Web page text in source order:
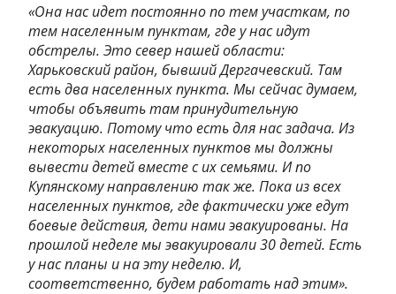
«Она нас идет постоянно по тем участкам, по
тем населенным пунктам, где у нас идут
обстрелы. Это север нашей области:
Харьковский район, бывший Дергачевский. Там
есть два населенных пункта. Мы сейчас думаем,
чтобы объявить там принудительную
эвакуацию. Потому что есть для нас задача. Из
некоторых населенных пунктов мы должны
вывести детей вместе с их семьями. И по
Купянскому направлению так же. Пока из всех
населенных пунктов, где фактически уже едут
боевые действия, дети нами эвакуированы. На
прошлой неделе мы эвакуировали 30 детей. Есть
у нас планы и на эту неделю. И,
соответственно, будем работать над этим».